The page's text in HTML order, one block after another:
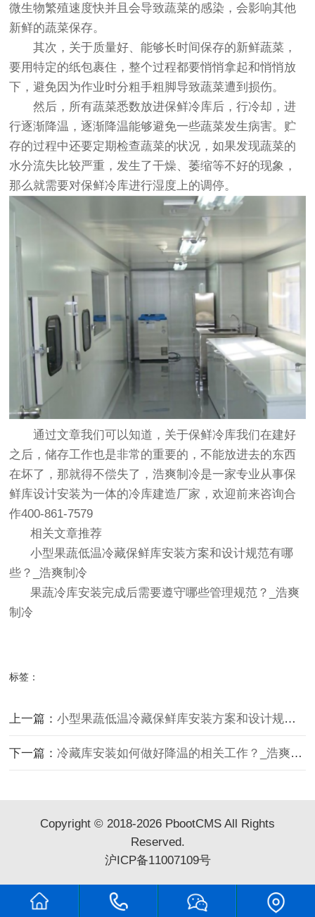
微生物繁殖速度快并且会导致蔬菜的感染，会影响其他
新鲜的蔬菜保存。
其次，关于质量好、能够长时间保存的新鲜蔬菜，
要用特定的纸包裹住，整个过程都要悄悄拿起和悄悄放
下，避免因为作业时分粗手粗脚导致蔬菜遭到损伤。
然后，所有蔬菜悉数放进保鲜冷库后，行冷却，进
行逐渐降温，逐渐降温能够避免一些蔬菜发生病害。贮
存的过程中还要定期检查蔬菜的状况，如果发现蔬菜的
水分流失比较严重，发生了干燥、萎缩等不好的现象，
那么就需要对保鲜冷库进行湿度上的调停。
通过文章我们可以知道，关于保鲜冷库我们在建好
之后，储存工作也是非常的重要的，不能放进去的东西
在坏了，那就得不偿失了，浩爽制冷是一家专业从事保
鲜库设计安装为一体的冷库建造厂家，欢迎前来咨询合
作400-861-7579
相关文章推荐
小型果蔬低温冷藏保鲜库安装方案和设计规范有哪
些？_浩爽制冷
果蔬冷库安装完成后需要遵守哪些管理规范？_浩爽
制冷
标签：
上一篇：小型果蔬低温冷藏保鲜库安装方案和设计规范有哪些？_浩爽制冷
下一篇：冷藏库安装如何做好降温的相关工作？_浩爽制冷
Copyright © 2018-2026 PbootCMS All Rights
Reserved.
沪ICP备11007109号